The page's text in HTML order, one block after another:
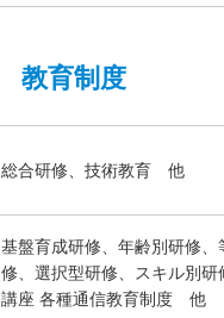
教育制度
総合研修、技術教育 他
基盤育成研修、年齢別研修
修、選択型研修、スキル別
講座 各種通信教育制度 他